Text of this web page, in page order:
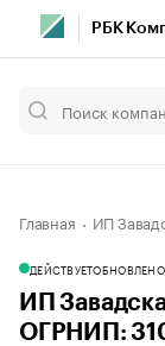
РБК
Главная ИП
ДЕЙСТВУЕТОБНОВЛЕНО
ИП
ОГРНИП: